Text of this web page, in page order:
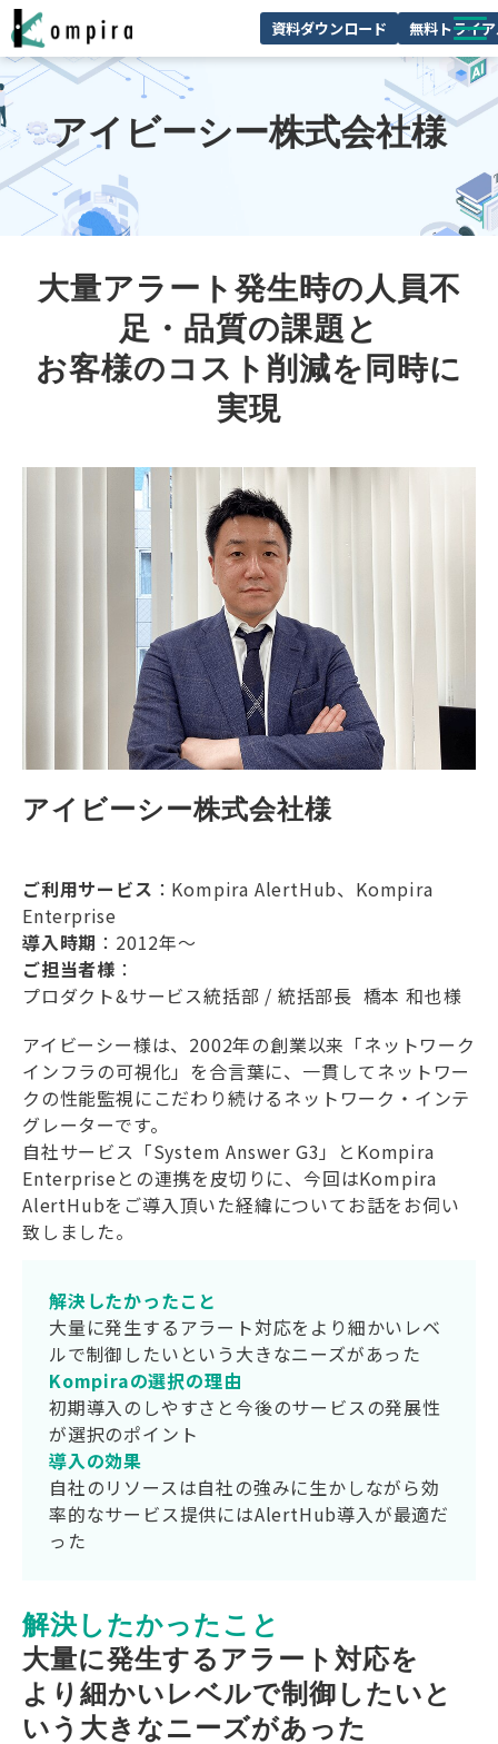
資料ダウンロード 無料トライ
サービス一覧
セミナー/イベント
お役立ちコラム
アイビーシー株式会社様
大量アラート発生時の人員不
足・品質の課題と
お客様のコスト削減を同時に
実現
アイビーシー株式会社様
ご利用サービス ：Kompira AlertHub、Kompira
Enterprise
導入時期 ：2012年～
ご担当者様 ：
プロダクト&サービス統括部 / 統括部長 橋本 和也様
アイビーシー様は、2002年の創業以来「ネットワーク
インフラの可視化」を合言葉に、一貫してネットワー
クの性能監視にこだわり続けるネットワーク・インテ
グレーターです。
自社サービス「System Answer G3」とKompira
Enterpriseとの連携を皮切りに、今回はKompira
AlertHubをご導入頂いた経緯についてお話をお伺い
致しました。
解決したかったこと
大量に発生するアラート対応をより細かいレベ
ルで制御したいという大きなニーズがあった
Kompiraの選択の理由
初期導入のしやすさと今後のサービスの発展性
が選択のポイント
導入の効果
自社のリソースは自社の強みに生かしながら効
率的なサービス提供にはAlertHub導入が最適だ
った
解決したかったこと
大量に発生するアラート対応を
より細かいレベルで制御したいと
いう大きなニーズがあった